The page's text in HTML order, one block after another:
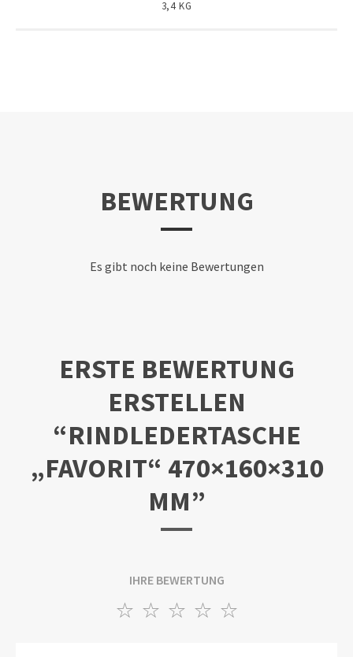
3,4 KG
BEWERTUNG
Es gibt noch keine Bewertungen
ERSTE BEWERTUNG
ERSTELLEN
“RINDLEDERTASCHE
„FAVORIT“ 470×160×310
MM”
IHRE BEWERTUNG